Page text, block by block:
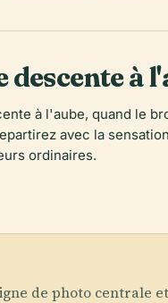
à
à l'aube, quand le
avec la
ordinaires.
de photo centrale